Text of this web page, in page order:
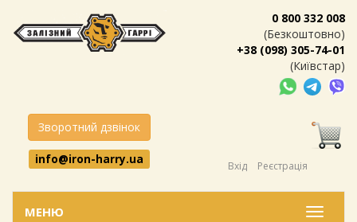
0 800 332 008
(Безкоштовно)
+38 (098) 305-74-01
(Київстар)
Зворотний дзвінок
info@iron-harry.ua
Вхід Реєстрація
Меню
МЕНЮ